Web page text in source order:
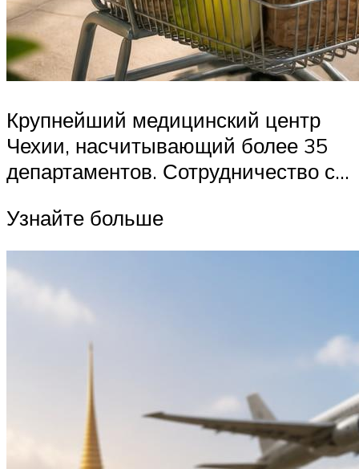
Крупнейший медицинский центр
Чехии, насчитывающий более 35
департаментов. Сотрудничество с…
Узнайте больше